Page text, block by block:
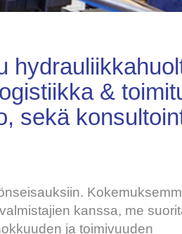
&
sekä
kanssa, me
ja toimivuuden